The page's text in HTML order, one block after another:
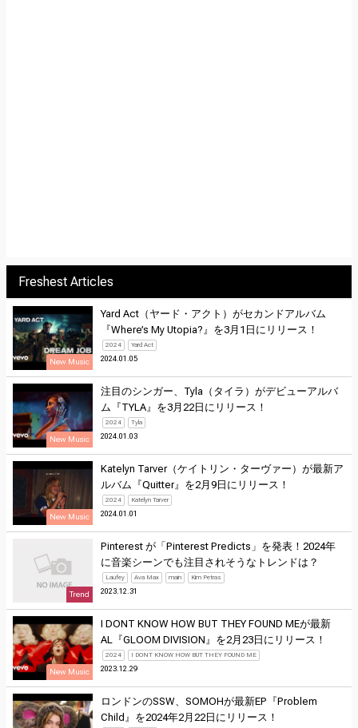
Freshest Articles
New Music
Yard Act（ヤード・アクト）がセカンドアルバム
『Where’s My Utopia?』を3月1日にリリース！
2024 Yard Act
2024.01.05
New Music
注目のシンガー、Tyla（タイラ）がデビューアルバ
ム『TYLA』を3月22日にリリース！
2024 Tyla
2024.01.03
New Music
Katelyn Tarver（ケイトリン・ターヴァー）が最新ア
ルバム『Quitter』を2月9日にリリース！
2024 Katelyn Tarver
2024.01.01
Trend
Pinterest が「Pinterest Predicts」を発表！2024年
に音楽シーンでも注目されそうなトレンドは？
Laufey Ava Max main Kim Petras
2023.12.31
New Music
I DONT KNOW HOW BUT THEY FOUND MEが最新
AL『GLOOM DIVISION』を2月23日にリリース！
2024 I DONT KNOW HOW BUT THEY FOUND ME
2023.12.29
ロンドンのSSW、SOMOHが最新EP『Problem
Child』を2024年2月22日にリリース！